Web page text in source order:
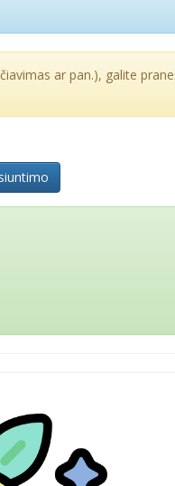
ar pan.), galite